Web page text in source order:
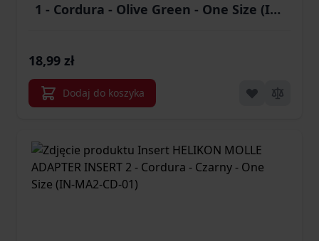
1 - Cordura - Olive Green - One Size (IN-
18,99 zł
Dodaj do koszyka